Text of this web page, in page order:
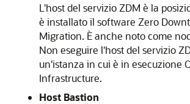
L'host del servizio ZDM è la
è installato il software Zero
Migration. È anche noto come
Non eseguire l'host del servizio
un'istanza in cui è in esecuzione
Infrastructure.
Host Bastion